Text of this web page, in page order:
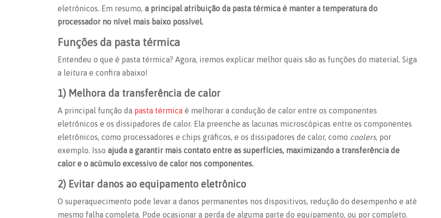
eletrônicos. Em resumo, a principal atribuição da pasta térmica é manter a temperatura do
processador no nível mais baixo possível.
Funções da pasta térmica
Entendeu o que é pasta térmica? Agora, iremos explicar melhor quais são as funções do material. Siga
a leitura e confira abaixo!
1) Melhora da transferência de calor
A principal função da pasta térmica é melhorar a condução de calor entre os componentes
eletrônicos e os dissipadores de calor. Ela preenche as lacunas microscópicas entre os componentes
eletrônicos, como processadores e chips gráficos, e os dissipadores de calor, como coolers, por
exemplo. Isso ajuda a garantir mais contato entre as superfícies, maximizando a transferência de
calor e o acúmulo excessivo de calor nos componentes.
2) Evitar danos ao equipamento eletrônico
O superaquecimento pode levar a danos permanentes nos dispositivos, redução do desempenho e até
mesmo falha completa. Pode ocasionar a perda de alguma parte do equipamento, ou por completo.